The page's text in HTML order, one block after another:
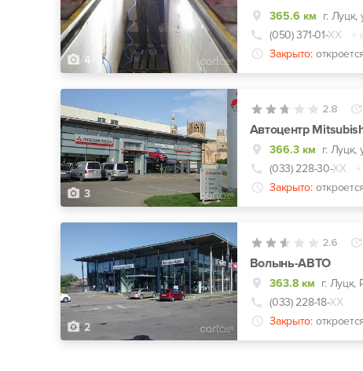
4
365.6 км г. Луцк,
(050) 371-01-ХХ
+
Закрыто:
3
2.8
Автоцентр
366.3 км г. Луцк,
(033) 228-30-ХХ
Закрыто:
2
2.6
Волынь-АВТО
363.8 км г. Луцк,
(033) 228-18-ХХ
Закрыто: